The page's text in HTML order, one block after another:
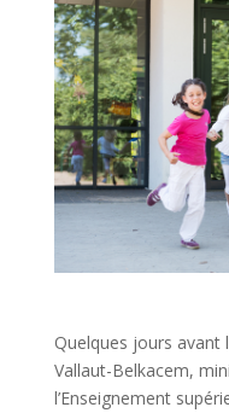
Quelques jours
Vallaut-Belkacem,
l’Enseignement